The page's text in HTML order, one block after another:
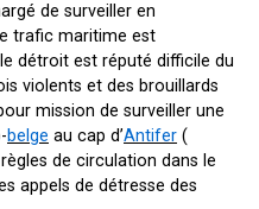
de surveiller en
trafic maritime est
détroit est réputé difficile du
violents et des brouillards
mission de surveiller une
belge au cap d’Antifer (
de circulation dans le
appels de détresse des